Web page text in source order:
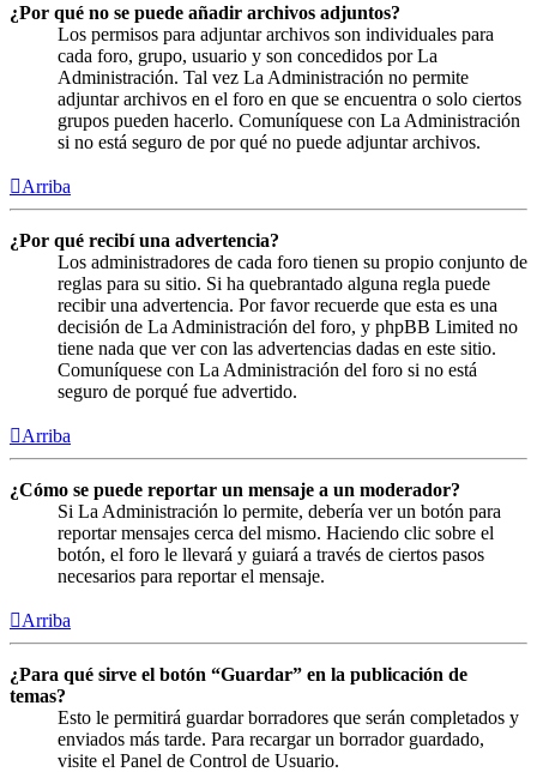
¿Por qué no se puede añadir archivos adjuntos?
Los permisos para adjuntar archivos son individuales para
cada foro, grupo, usuario y son concedidos por La
Administración. Tal vez La Administración no permite
adjuntar archivos en el foro en que se encuentra o solo ciertos
grupos pueden hacerlo. Comuníquese con La Administración
si no está seguro de por qué no puede adjuntar archivos.
Arriba
¿Por qué recibí una advertencia?
Los administradores de cada foro tienen su propio conjunto de
reglas para su sitio. Si ha quebrantado alguna regla puede
recibir una advertencia. Por favor recuerde que esta es una
decisión de La Administración del foro, y phpBB Limited no
tiene nada que ver con las advertencias dadas en este sitio.
Comuníquese con La Administración del foro si no está
seguro de porqué fue advertido.
Arriba
¿Cómo se puede reportar un mensaje a un moderador?
Si La Administración lo permite, debería ver un botón para
reportar mensajes cerca del mismo. Haciendo clic sobre el
botón, el foro le llevará y guiará a través de ciertos pasos
necesarios para reportar el mensaje.
Arriba
¿Para qué sirve el botón “Guardar” en la publicación de
temas?
Esto le permitirá guardar borradores que serán completados y
enviados más tarde. Para recargar un borrador guardado,
visite el Panel de Control de Usuario.